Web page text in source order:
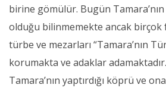
birine gömülür. Bugün Tamara’nın
olduğu bilinmemekte ancak birçok
türbe ve mezarları “Tamara’nın
korumakta ve adaklar
Tamara’nın yaptırdığı köprü ve